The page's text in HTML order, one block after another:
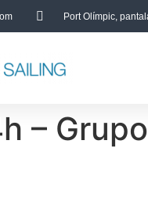
Port Olímpic,
–